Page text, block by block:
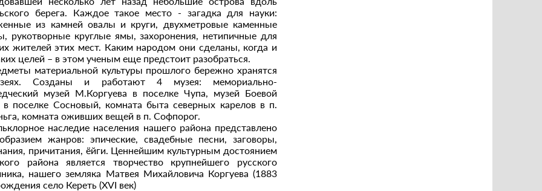
берега. Каждое такое место - загадка для науки:
из камней овалы и круги, двухметровые каменные
рукотворные круглые ямы, захоронения, нетипичные для
жителей этих мест. Каким народом они сделаны, когда и
целей – в этом ученым еще предстоит разобраться.
материальной культуры прошлого бережно хранятся
Созданы и работают 4 музея: мемориально-
музей М.Коргуева в поселке Чупа, музей Боевой
в поселке Сосновый, комната быта северных карелов в п.
комната оживших вещей в п. Софпорог.
наследие населения нашего района представлено
жанров: эпические, свадебные песни, заговоры,
причитания, ёйги. Ценнейшим культурным достоянием
района является творчество крупнейшего русского
нашего земляка Матвея Михайловича Коргуева (1883
село Кереть (XVI век)